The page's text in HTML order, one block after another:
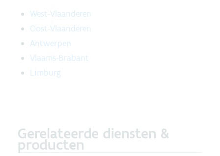
West-Vlaanderen
Oost-Vlaanderen
Antwerpen
Vlaams-Brabant
Limburg
Gerelateerde diensten &
producten